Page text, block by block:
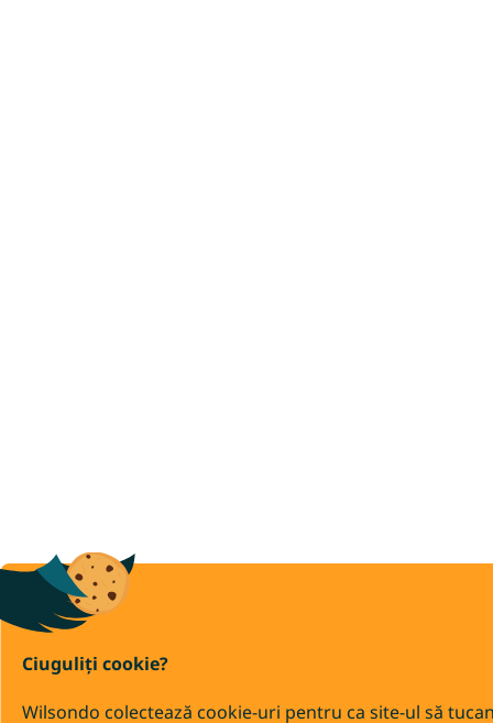
Ciuguliți cookie?
Wilsondo colectează cookie-uri pentru ca site-ul să